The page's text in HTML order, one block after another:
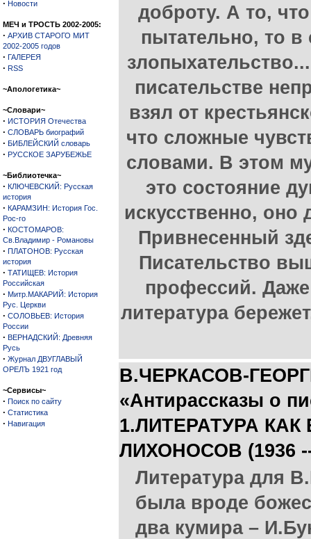
· Новости
МЕЧ и ТРОСТЬ 2002-2005:
· АРХИВ СТАРОГО МИТ
2002-2005 годов
· ГАЛЕРЕЯ
· RSS
~Апологетика~
~Словари~
· ИСТОРИЯ Отечества
· СЛОВАРЬ биографий
· БИБЛЕЙСКИЙ словарь
· РУССКОЕ ЗАРУБЕЖЬЕ
~Библиотечка~
· КЛЮЧЕВСКИЙ: Русская
история
· КАРАМЗИН: История Гос.
Рос-го
· КОСТОМАРОВ:
Св.Владимир - Романовы
· ПЛАТОНОВ: Русская
история
· ТАТИЩЕВ: История
Российская
· Митр.МАКАРИЙ: История
Рус. Церкви
· СОЛОВЬЕВ: История
России
· ВЕРНАДСКИЙ: Древняя
Русь
· Журнал ДВУГЛАВЫЙ
ОРЕЛЪ 1921 год
~Сервисы~
· Поиск по сайту
· Статистика
· Навигация
доброту. А то,
пытательно, то в
писательстве
взял от
что сложные
словами. В этом
это состояние
искусственно,
Привнесенный
Писательство
профессий.
литература
В.ЧЕРКАСОВ-
«Антирассказы о
1.ЛИТЕРАТУРА
ЛИХОНОСОВ (1936
Литература для
была вроде
два кумира –